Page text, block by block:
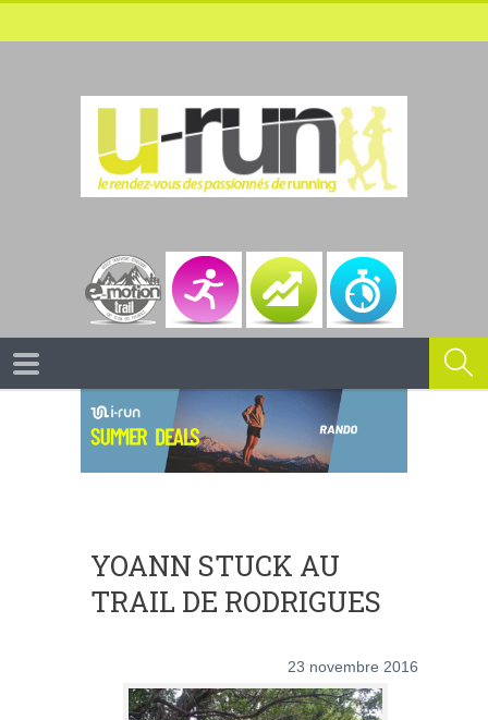
YOANN STUCK AU
TRAIL DE RODRIGUES
23 novembre 2016